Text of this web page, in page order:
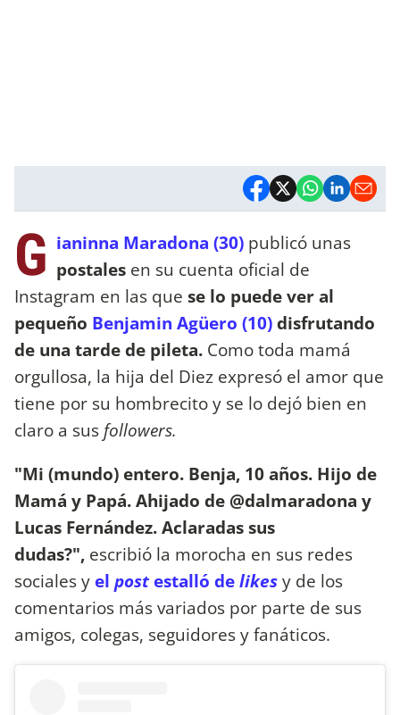
G ianinna Maradona (30) publicó unas
postales en su cuenta oficial de
Instagram en las que se lo puede ver al
pequeño Benjamin Agüero (10)disfrutando
de una tarde de pileta. Como toda mamá
orgullosa, la hija del Diez expresó el amor que
tiene por su hombrecito y se lo dejó bien en
claro a sus followers.
"Mi (mundo) entero. Benja, 10 años. Hijo de
Mamá y Papá. Ahijado de @dalmaradona y
Lucas Fernández. Aclaradas sus
dudas?", escribió la morocha en sus redes
sociales y el post estalló delikesy de los
comentarios más variados por parte de sus
amigos, colegas, seguidores y fanáticos.